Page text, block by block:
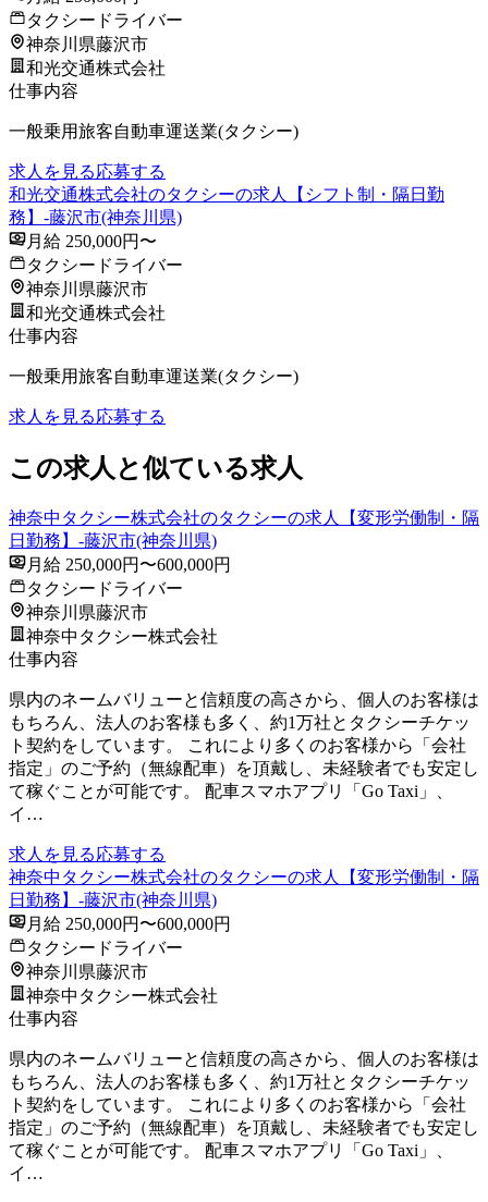
タクシードライバー
神奈川県藤沢市
和光交通株式会社
仕事内容
一般乗用旅客自動車運送業(タクシー)
求人を見る応募する
和光交通株式会社のタクシーの求人【シフト制・隔日勤
務】-藤沢市(神奈川県)
月給 250,000円〜
タクシードライバー
神奈川県藤沢市
和光交通株式会社
仕事内容
一般乗用旅客自動車運送業(タクシー)
求人を見る応募する
この求人と似ている求人
神奈中タクシー株式会社のタクシーの求人【変形労働制・隔
日勤務】-藤沢市(神奈川県)
月給 250,000円〜600,000円
タクシードライバー
神奈川県藤沢市
神奈中タクシー株式会社
仕事内容
県内のネームバリューと信頼度の高さから、個人のお客様は
もちろん、法人のお客様も多く、約1万社とタクシーチケッ
ト契約をしています。 これにより多くのお客様から「会社
指定」のご予約（無線配車）を頂戴し、未経験者でも安定し
て稼ぐことが可能です。 配車スマホアプリ「Go Taxi」、
イ…
求人を見る応募する
神奈中タクシー株式会社のタクシーの求人【変形労働制・隔
日勤務】-藤沢市(神奈川県)
月給 250,000円〜600,000円
タクシードライバー
神奈川県藤沢市
神奈中タクシー株式会社
仕事内容
県内のネームバリューと信頼度の高さから、個人のお客様は
もちろん、法人のお客様も多く、約1万社とタクシーチケッ
ト契約をしています。 これにより多くのお客様から「会社
指定」のご予約（無線配車）を頂戴し、未経験者でも安定し
て稼ぐことが可能です。 配車スマホアプリ「Go Taxi」、
イ…